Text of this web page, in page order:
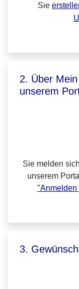
Sie
2. Über
unserem
Sie melden
unserem
"Anmelden
3.